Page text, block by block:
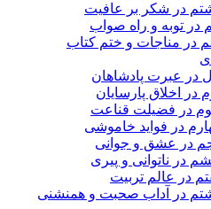
در شکر بر عافیت
در توبه و راه صواب
در مناجات و ختم کتاب
در عبرت پادشاهان
در اخلاق پارسایان
در فضیلت قناعت
در فواید خاموشى
در عشق و جوانى
در ناتوانى و پیرى
در عالم تربیت
در آداب صحبت و همنشنى